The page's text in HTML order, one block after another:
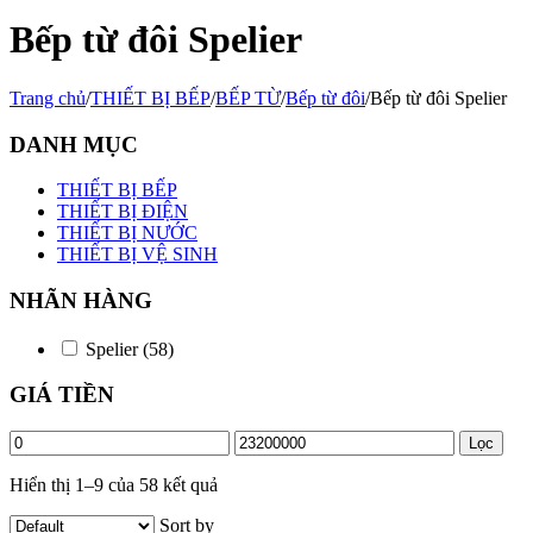
Bếp từ đôi Spelier
Trang chủ/THIẾT BỊ BẾP/BẾP TỪ/Bếp từ đôi/Bếp từ đôi Spelier
DANH MỤC
THIẾT BỊ BẾP
THIẾT BỊ ĐIỆN
THIẾT BỊ NƯỚC
THIẾT BỊ VỆ SINH
NHÃN HÀNG
Spelier(58)
GIÁ TIỀN
Lọc
Hiển thị 1–9 của 58 kết quả
Sort by